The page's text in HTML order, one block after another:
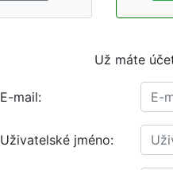
Už máte
E-mail:
Uživatelské jméno: